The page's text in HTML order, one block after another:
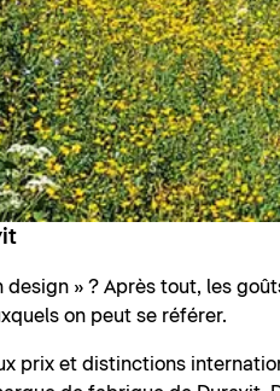
design » ? Après tout, les
on peut se référer.
prix et distinctions